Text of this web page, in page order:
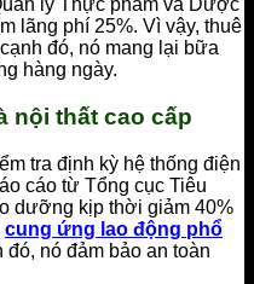
lý Thực phẩm và Dược
lãng phí 25%. Vì vậy, thuê
đó, nó mang lại bữa
hàng ngày.
nội thất cao cấp
tra định kỳ hệ thống điện
cáo từ Tổng cục Tiêu
dưỡng kịp thời giảm 40%
cung ứng lao động phổ
nó đảm bảo an toàn